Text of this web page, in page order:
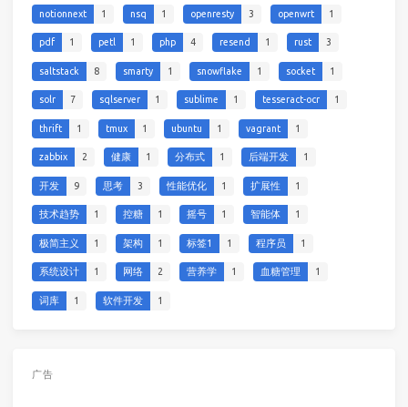
notionnext 1 nsq 1 openresty 3 openwrt 1
pdf 1 petl 1 php 4 resend 1 rust 3
saltstack 8 smarty 1 snowflake 1 socket 1
solr 7 sqlserver 1 sublime 1 tesseract-ocr 1
thrift 1 tmux 1 ubuntu 1 vagrant 1
zabbix 2 健康 1 分布式 1 后端开发 1
开发 9 思考 3 性能优化 1 扩展性 1
技术趋势 1 控糖 1 摇号 1 智能体 1
极简主义 1 架构 1 标签1 1 程序员 1
系统设计 1 网络 2 营养学 1 血糖管理 1
词库 1 软件开发 1
广告